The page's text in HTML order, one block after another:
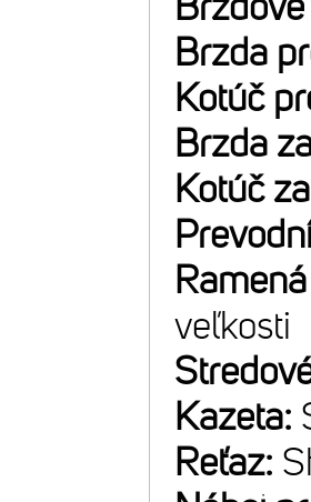
Brzda
Kotúč
Brzda
Kotúč
veľkosti
Kazeta:
Reťaz: